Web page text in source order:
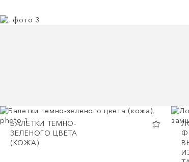
БАЛЕТКИ ТЕМНО-
ЗЕЛЕНОГО ЦВЕТА
(КОЖА)